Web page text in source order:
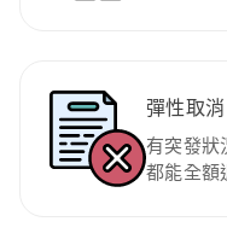
彈性取
有突發狀
都能全額